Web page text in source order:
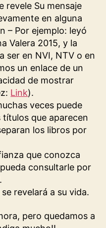
revele Su mensaje
en alguna
– Por ejemplo: leyó
Valera 2015, y la
ser en NVI, NTV o en
un enlace de un
de mostrar
Link).
veces puede
que aparecen
los libros por
que conozca
consultarle por
revelará a su vida.
pero quedamos a